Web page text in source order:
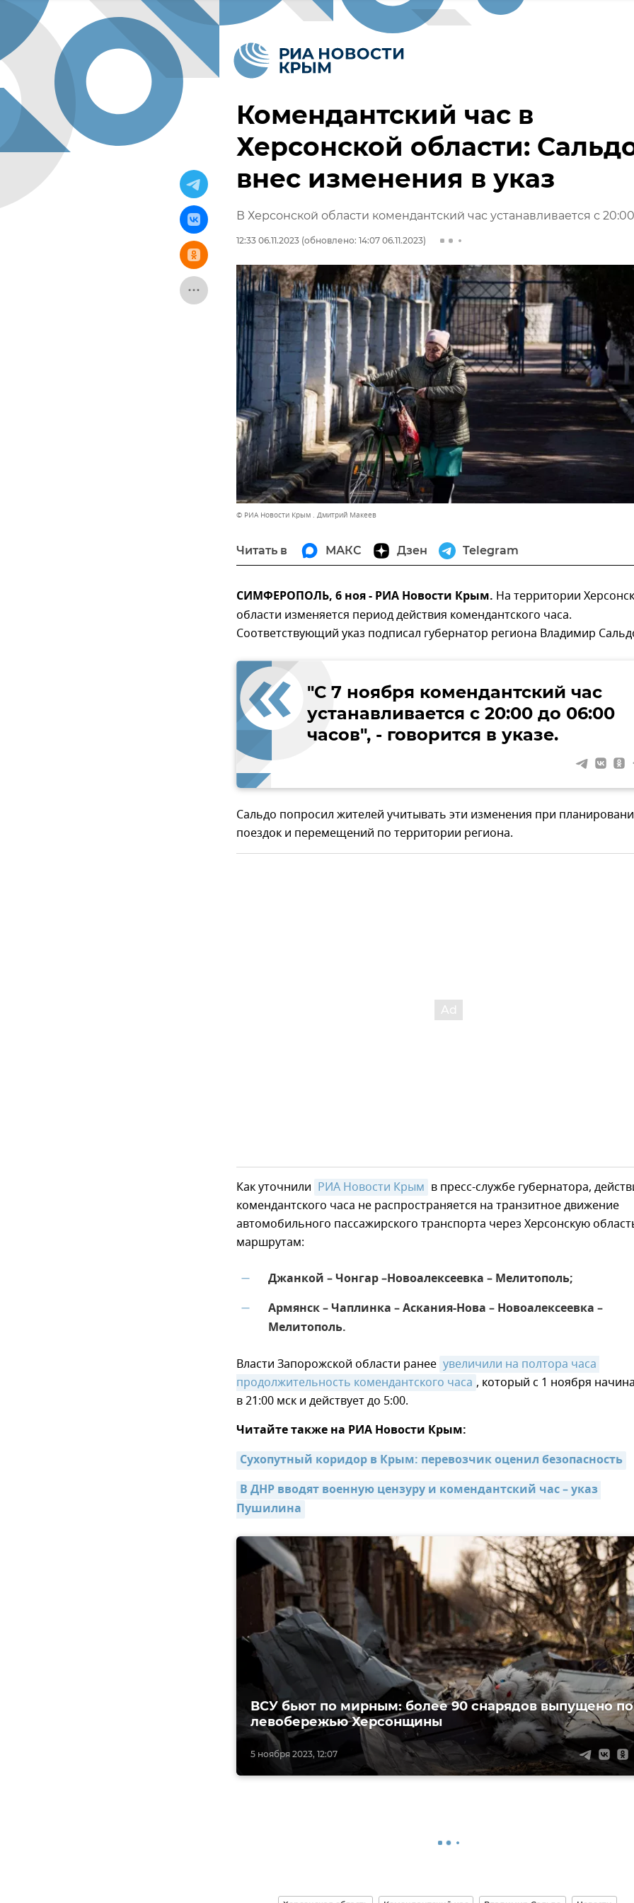
Комендантский час в
Херсонской области:
внес изменения в указ
В Херсонской области комендантский час устанавливается с 20:00
12:33 06.11.2023 (обновлено: 14:07 06.11.2023)
© РИА Новости Крым . Дмитрий Макеев
Читать в МАКС Дзен Telegram
СИМФЕРОПОЛЬ, 6 ноя - РИА Новости Крым. На территории
области изменяется период действия комендантского часа.
Соответствующий указ подписал губернатор региона Владимир
"С 7 ноября комендантский час
устанавливается с 20:00 до 06:00
часов", - говорится в указе.
Сальдо попросил жителей учитывать эти изменения при
поездок и перемещений по территории региона.
Как уточнили РИА Новости Крым в пресс-службе губернатора,
комендантского часа не распространяется на транзитное движение
автомобильного пассажирского транспорта через Херсонскую
маршрутам:
— Джанкой – Чонгар –Новоалексеевка – Мелитополь;
—
Армянск – Чаплинка – Аскания-Нова – Новоалексеевка –
Мелитополь.
Власти Запорожской области ранее увеличили на полтора часа
продолжительность комендантского часа , который с 1 ноября
в 21:00 мск и действует до 5:00.
Читайте также на РИА Новости Крым:
Сухопутный коридор в Крым: перевозчик оценил безопасность
В ДНР вводят военную цензуру и комендантский час – указ
Пушилина
5 ноября 2023, 12:07
ВСУ бьют по мирным: более 90 снарядов выпущено по
левобережью Херсонщины